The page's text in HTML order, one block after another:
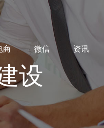
商 微信 资讯
设